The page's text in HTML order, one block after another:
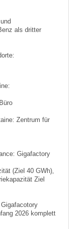
als dritter
Zentrum für
Gigafactory
(Ziel 40 GWh),
Ziel
2026 komplett